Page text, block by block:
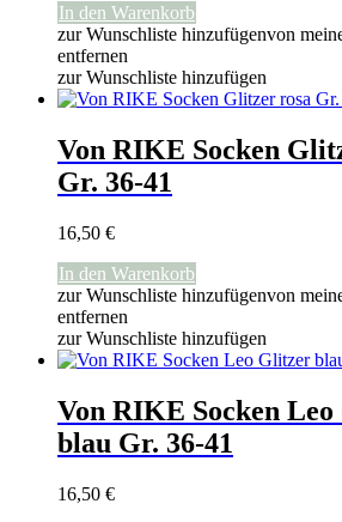
In den Warenkorb
zur Wunschliste hinzufügenvon
entfernen
zur Wunschliste hinzufügen
Von RIKE Socken
Gr. 36-41
16,50 €
In den Warenkorb
zur Wunschliste hinzufügenvon
entfernen
zur Wunschliste hinzufügen
Von RIKE Socken
blau Gr. 36-41
16,50 €